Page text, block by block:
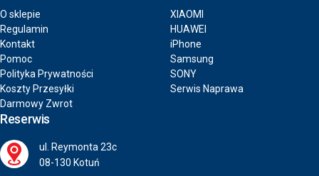
O sklepie
Regulamin
Kontakt
Pomoc
Polityka Prywatności
Koszty Przesyłki
Darmowy Zwrot
XIAOMI
HUAWEI
iPhone
Samsung
SONY
Serwis Naprawa
Reserwis
ul. Reymonta 23c
08-130 Kotuń